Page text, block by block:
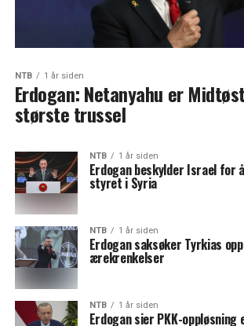
NTB 1 år siden
Erdogan: Netanyahu er
største trussel
NTB 1 år siden
Erdogan beskylder Israel for
styret i Syria
NTB 1 år siden
Erdogan saksøker Tyrkias
ærekrenkelser
NTB 1 år siden
Erdogan sier PKK-